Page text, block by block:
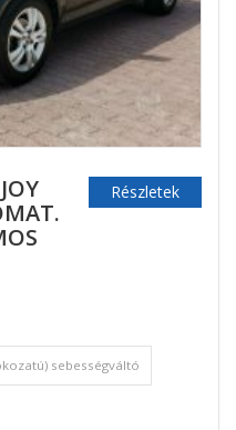
Részletek
sebességváltó